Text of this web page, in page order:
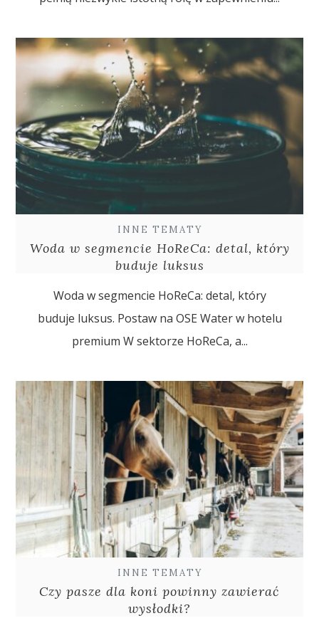
INNE TEMATY
Woda w segmencie HoReCa: detal, który
buduje luksus
Woda w segmencie HoReCa: detal, który
buduje luksus. Postaw na OSE Water w hotelu
premium W sektorze HoReCa, a...
INNE TEMATY
Czy pasze dla koni powinny zawierać
wysłodki?